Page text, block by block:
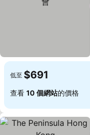
低至 $691
查看 10 個網站的價格